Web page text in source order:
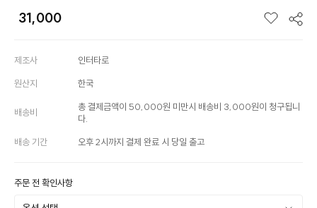
31,000
제조사 인터타로
원산지 한국
배송비
총 결제금액이 50,000원 미만시 배송비 3,000원이 청구됩니
다.
배송 기간 오후 2시까지 결제 완료 시 당일 출고
주문 전 확인사항